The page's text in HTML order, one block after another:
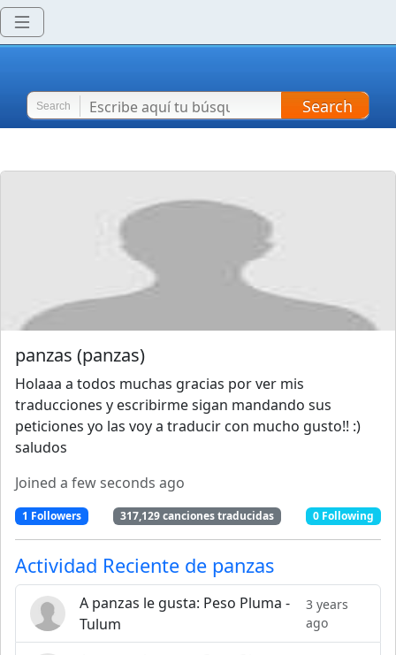
Search Search
panzas (panzas)
Holaaa a todos muchas gracias por ver mis
traducciones y escribirme sigan mandando sus
peticiones yo las voy a traducir con mucho gusto!! :)
saludos
Joined a few seconds ago
1 Followers 317,129canciones traducidas 0 Following
Actividad Reciente de panzas
A panzas le gusta: Peso Pluma -
Tulum
3 years
ago